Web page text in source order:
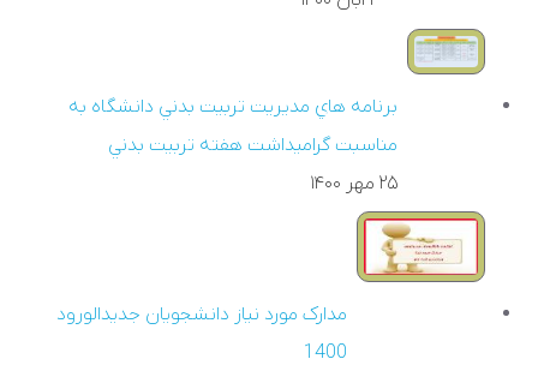
برنامه هاي مديريت تربيت بدني دانشگاه به
مناسبت گراميداشت هفته تربيت بدني
۲۵ مهر ۱۴۰۰
مدارک مورد نياز دانشجويان جديدالورود
1400